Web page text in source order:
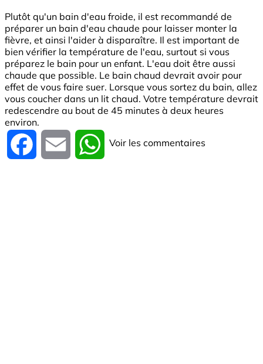
Plutôt qu'un bain d'eau froide, il est recommandé de
préparer un bain d'eau chaude pour laisser monter la
fièvre, et ainsi l'aider à disparaître. Il est important de
bien vérifier la température de l'eau, surtout si vous
préparez le bain pour un enfant. L'eau doit être aussi
chaude que possible. Le bain chaud devrait avoir pour
effet de vous faire suer. Lorsque vous sortez du bain, allez
vous coucher dans un lit chaud. Votre température devrait
redescendre au bout de 45 minutes à deux heures
environ.
Facebook Email WhatsApp
Voir les commentaires